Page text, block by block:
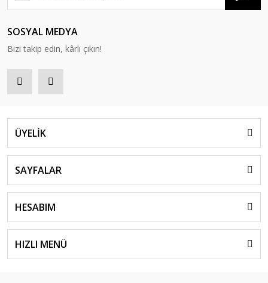
SOSYAL MEDYA
Bizi takip edin, kârlı çıkın!
ÜYELİK
SAYFALAR
HESABIM
HIZLI MENÜ